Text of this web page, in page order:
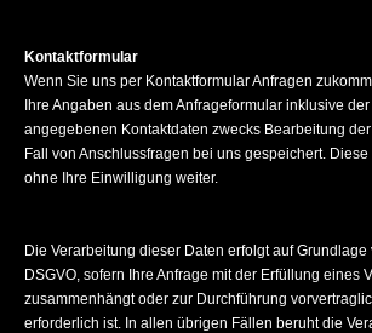
Kontaktformular
Wenn Sie uns per Kontaktformular Anfragen
Ihre Angaben aus dem Anfrageformular inklusive
angegebenen Kontaktdaten zwecks Bearbeitung
Fall von Anschlussfragen bei uns gespeichert.
ohne Ihre Einwilligung weiter.
Die Verarbeitung dieser Daten erfolgt auf Grundlage
DSGVO, sofern Ihre Anfrage mit der Erfüllung eines
zusammenhängt oder zur Durchführung
erforderlich ist. In allen übrigen Fällen beruht die